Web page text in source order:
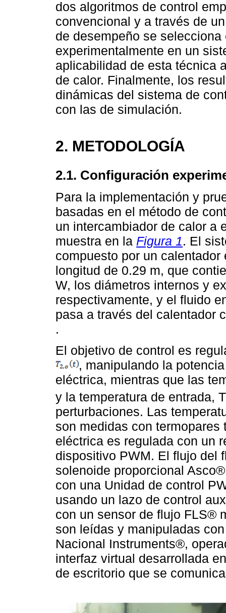
dos algoritmos de control
convencional y a través de
de desempeño se
experimentalmente en un
aplicabilidad de esta técnica
de calor. Finalmente, los
dinámicas del sistema de
con las de simulación.
2. METODOLOGÍA
2.1. Configuración
Para la implementación y
basadas en el método de
un intercambiador de calor a
muestra en la Figura 1. El
compuesto por un
longitud de 0.29 m, que
W, los diámetros internos y
respectivamente, y el fluido
pasa a través del calentador
.
El objetivo de control es
, manipulando la
eléctrica, mientras que las
y la temperatura de entrada,
perturbaciones. Las
son medidas con
eléctrica es regulada con un
dispositivo PWM. El flujo del
solenoide proporcional
con una Unidad de control
usando un lazo de control
con un sensor de flujo FLS®
son leídas y manipuladas
Nacional Instruments®,
interfaz virtual desarrollada
de escritorio que se